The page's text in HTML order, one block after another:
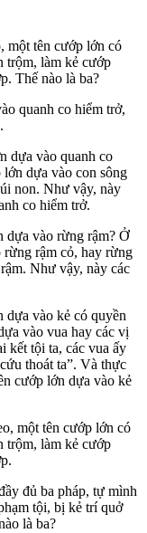
một tên cướp lớn có
trộm, làm kẻ cướp
Thế nào là ba?
quanh co hiểm trở,
dựa vào quanh co
dựa vào con sông
non. Như vậy, này
co hiểm trở.
dựa vào rừng rậm? Ở
rừng rậm cỏ, hay rừng
Như vậy, này các
dựa vào kẻ có quyền
vào vua hay các vị
kết tội ta, các vua ấy
thoát ta”. Và thực
cướp lớn dựa vào kẻ
một tên cướp lớn có
trộm, làm kẻ cướp
đủ ba pháp, tự mình
tội, bị kẻ trí quở
là ba?